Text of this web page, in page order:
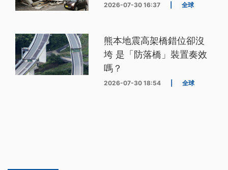
2026-07-30 16:37 全球
熊本地震高架橋錯位卻沒
垮 是「防落橋」裝置奏效
嗎？
2026-07-30 18:54 全球